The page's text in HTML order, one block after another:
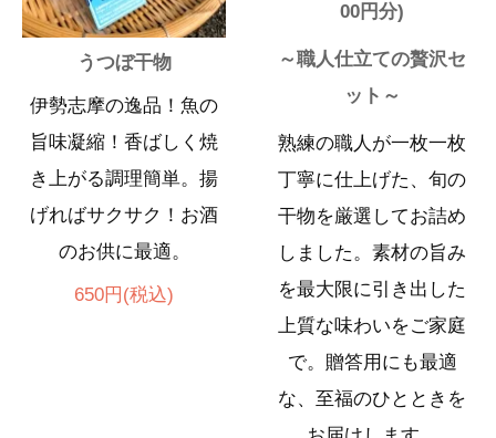
うつぼ干物
伊勢志摩の逸品！魚の
旨味凝縮！香ばしく焼
き上がる調理簡単。揚
げればサクサク！お酒
のお供に最適。
650円(税込)
00円分)
～職人仕立ての贅沢セ
ット～
熟練の職人が一枚一枚
丁寧に仕上げた、旬の
干物を厳選してお詰め
しました。素材の旨み
を最大限に引き出した
上質な味わいをご家庭
で。贈答用にも最適
な、至福のひとときを